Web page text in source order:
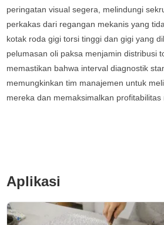
peringatan visual segera, melindungi
perkakas dari regangan mekanis yang
kotak roda gigi torsi tinggi dan gigi yang
pelumasan oli paksa menjamin distribusi
memastikan bahwa interval diagnostik
memungkinkan tim manajemen untuk
mereka dan memaksimalkan profitabilitas
Aplikasi